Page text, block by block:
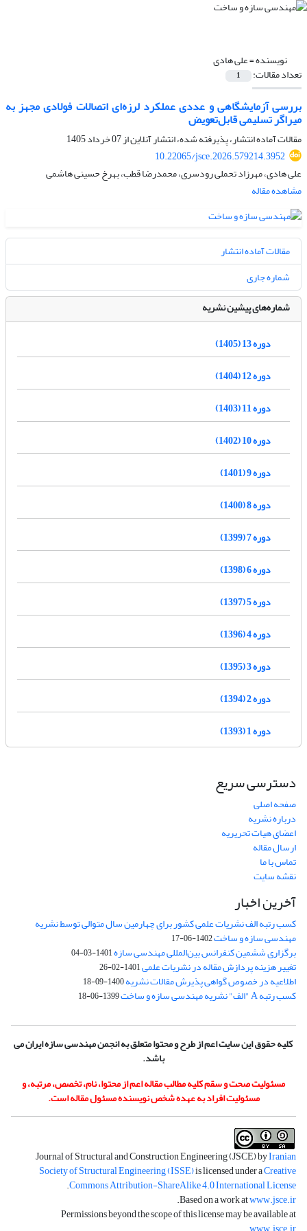
نویسنده =علی هادی
تعداد مقالات: 1
بررسی آزمایشگاهی و عددی عملکرد لرزه‌ای اتصالات فولادی مجهز به
میراگر تسلیمی قابل‌تعویض
مقالات آماده انتشار، پذیرفته شده، انتشار آنلاین از07 خرداد 1405
10.22065/jsce.2026.579214.3952
علی هادی، مهرزاد تحملی رودسری، محمدرضا قطب، بهرخ حسینی هاشمی
مشاهده مقاله
مقالات آماده انتشار
شماره جاری
شماره‌های پیشین نشریه
دوره 13 (1405)
دوره 12 (1404)
دوره 11 (1403)
دوره 10 (1402)
دوره 9 (1401)
دوره 8 (1400)
دوره 7 (1399)
دوره 6 (1398)
دوره 5 (1397)
دوره 4 (1396)
دوره 3 (1395)
دوره 2 (1394)
دوره 1 (1393)
دسترسی سریع
صفحه اصلی
درباره نشریه
اعضای هیات تحریریه
ارسال مقاله
تماس با ما
نقشه سایت
آخرین اخبار
کسب رتبه الف نشریات علمی کشور برای چهارمین سال متوالی توسط نشریه
مهندسی سازه و ساخت1402-06-17
برگزاری ششمین کنفرانس بین‌المللی مهندسی سازه1401-03-04
تغییر هزینه پردازش مقاله در نشریات علمی1401-02-26
اطلاعیه در خصوص گواهی پذیرش مقالات نشریه1400-09-18
کسب رتبه A "الف" نشریه مهندسی سازه و ساخت 1399-06-18
کلیه حقوق این سایت اعم از طرح و محتوا متعلق به انجمن مهندسی سازه ایران می
باشد.
مسئولیت صحت و سقم کلیه مطالب مقاله اعم از محتوا، نام، تخصص، مرتبه، و
مسئولیت افراد به عهده شخص نویسنده مسئول مقاله است.
Journal of Structural and Construction Engineering (JSCE) byIranian
Society of Structural Engineering (ISSE)is licensed under aCreative
Commons Attribution-ShareAlike 4.0 International License
.
Based on a work atwww.jsce.ir
.
Permissions beyond the scope of this license may be available at